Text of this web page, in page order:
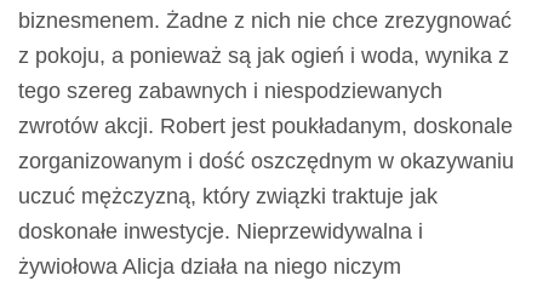
biznesmenem. Żadne z nich nie chce zrezygnować
z pokoju, a ponieważ są jak ogień i woda, wynika z
tego szereg zabawnych i niespodziewanych
zwrotów akcji. Robert jest poukładanym, doskonale
zorganizowanym i dość oszczędnym w okazywaniu
uczuć mężczyzną, który związki traktuje jak
doskonałe inwestycje. Nieprzewidywalna i
żywiołowa Alicja działa na niego niczym